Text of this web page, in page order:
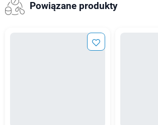
Powiązane produkty